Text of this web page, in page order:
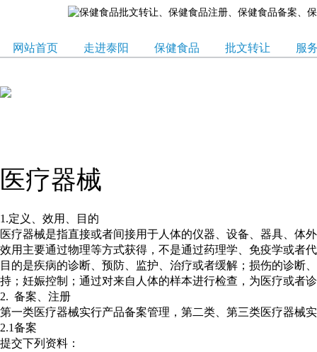
网站首页 走进泰阳 保健食品 批文转让 服
医疗器械
1.定义、效用、目的
医疗器械是指直接或者间接用于人体的仪器、设备、器具、体
效用主要通过物理等方式获得，不是通过药理学、免疫学或者
目的是疾病的诊断、预防、监护、治疗或者缓解；损伤的诊断
持；妊娠控制；通过对来自人体的样本进行检查，为医疗或者
2. 备案、注册
第一类医疗器械实行产品备案管理，第二类、第三类医疗器械
2.1备案
提交下列资料：